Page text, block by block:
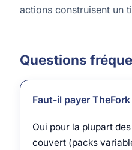
actions construisent un
Questions
Faut-il payer
Oui pour la plupart
couvert (packs